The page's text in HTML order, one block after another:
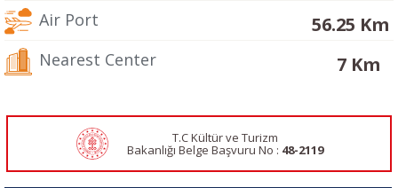
Air Port 56.25 Km
Nearest Center 7 Km
T.C Kültür ve Turizm
Bakanlığı Belge Başvuru No : 48-2119